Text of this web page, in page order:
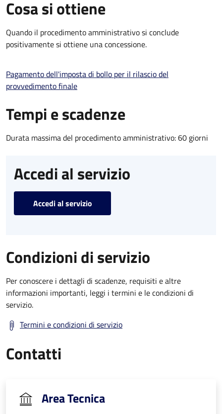
Cosa si ottiene
Quando il procedimento amministrativo si conclude
positivamente si ottiene una concessione.
Pagamento dell'imposta di bollo per il rilascio del
provvedimento finale
Tempi e scadenze
Durata massima del procedimento amministrativo: 60 giorni
Accedi al servizio
Accedi al servizio
Condizioni di servizio
Per conoscere i dettagli di scadenze, requisiti e altre
informazioni importanti, leggi i termini e le condizioni di
servizio.
Termini e condizioni di servizio
Contatti
Area Tecnica